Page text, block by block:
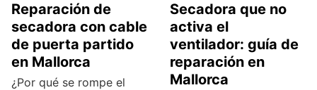
Reparación de
secadora con cable
de puerta partido
en Mallorca
¿Por qué se rompe el
Secadora que no
activa el
ventilador: guía de
reparación en
Mallorca